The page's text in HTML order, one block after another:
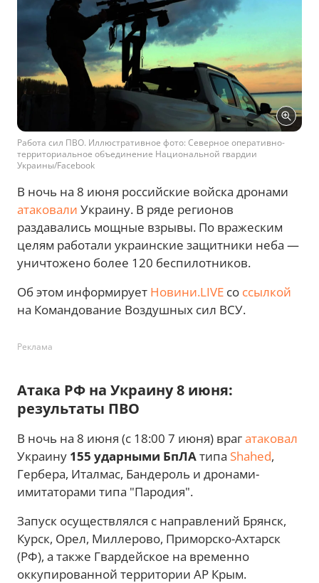
Работа сил ПВО. Иллюстративное фото: Северное оперативно-
территориальное объединение Национальной гвардии
Украины/Facebook
В ночь на 8 июня российские войска дронами
атаковали Украину. В ряде регионов
раздавались мощные взрывы. По вражеским
целям работали украинские защитники неба —
уничтожено более 120 беспилотников.
Об этом информирует Новини.LIVE со ссылкой
на Командование Воздушных сил ВСУ.
Реклама
Атака РФ на Украину 8 июня:
результаты ПВО
В ночь на 8 июня (с 18:00 7 июня) врагатаковал
Украину 155 ударными БпЛАтипа Shahed,
Гербера, Италмас, Бандероль и дронами-
имитаторами типа "Пародия".
Запуск осуществлялся с направлений Брянск,
Курск, Орел, Миллерово, Приморско-Ахтарск
(РФ), а также Гвардейское на временно
оккупированной территории АР Крым.